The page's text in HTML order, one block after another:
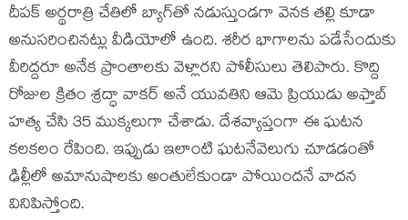
దీపక్ అర్థరాత్రి చేతిలో బ్యాగ్‌తో నడుస్తుండగా వెనక తల్లి కూడా
అనుసరించినట్లు వీడియోలో ఉంది. శరీర భాగాలను పడేసేందుకు
వీరిద్దరూ అనేక ప్రాంతాలకు వెళ్లారని పోలీసులు తెలిపారు. కొద్ది
రోజుల క్రితం శ్రద్ధా వాకర్ అనే యువతిని ఆమె ప్రియుడు అఫ్తాబ్
హత్య చేసి 35 ముక్కలుగా చేశాడు. దేశవ్యాప్తంగా ఈ ఘటన
కలకలం రేపింది. ఇప్పుడు ఇలాంటి ఘ‌ట‌నేవెలుగు చూడ‌డంతో
ఢిల్లీలో అమానుషాల‌కు అంతులేకుండా పోయింద‌నే వాద‌న
వినిపిస్తోంది.